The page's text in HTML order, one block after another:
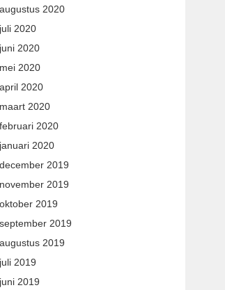
augustus 2020
juli 2020
juni 2020
mei 2020
april 2020
maart 2020
februari 2020
januari 2020
december 2019
november 2019
oktober 2019
september 2019
augustus 2019
juli 2019
juni 2019